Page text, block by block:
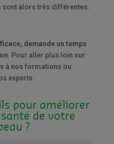
alors très différentes.
demande un temps
. Pour aller plus loin sur
à nos formations ou
experts.
pour améliorer
de votre
?